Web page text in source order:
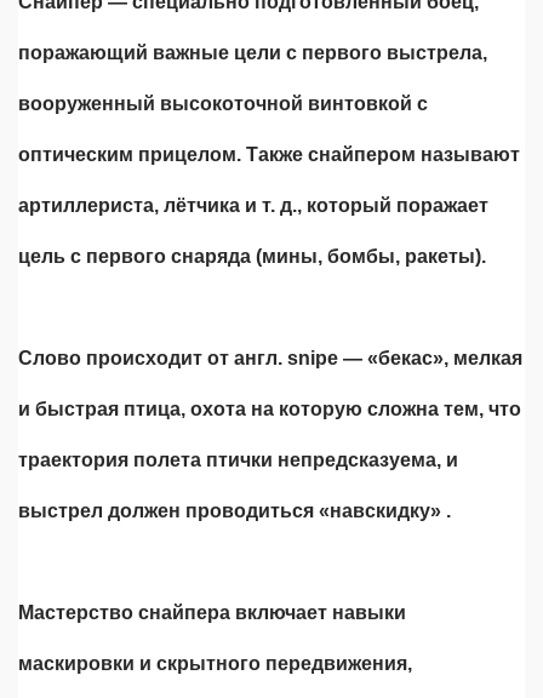
поражающий важные цели с первого выстрела,
вооруженный высокоточной винтовкой с
оптическим прицелом. Также снайпером называют
артиллериста, лётчика и т. д., который поражает
цель с первого снаряда (мины, бомбы, ракеты).
Слово происходит от англ. snipe — «бекас», мелкая
и быстрая птица, охота на которую сложна тем, что
траектория полета птички непредсказуема, и
выстрел должен проводиться «навскидку» .
Мастерство снайпера включает навыки
маскировки и скрытного передвижения,